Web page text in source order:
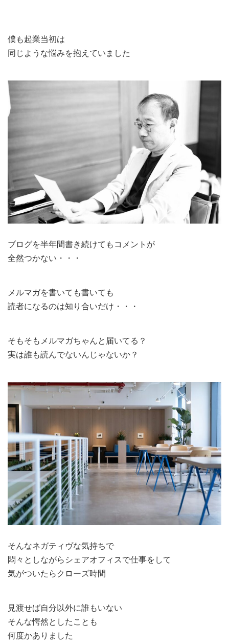
僕も起業当初は
同じような悩みを抱えていました
ブログを半年間書き続けてもコメントが
全然つかない・・・
メルマガを書いても書いても
読者になるのは知り合いだけ・・・
そもそもメルマガちゃんと届いてる？
実は誰も読んでないんじゃないか？
そんなネガティヴな気持ちで
悶々としながらシェアオフィスで仕事をして
気がついたらクローズ時間
見渡せば自分以外に誰もいない
そんな愕然としたことも
何度かありました